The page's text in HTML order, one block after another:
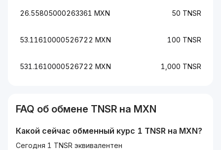
26.55805000263361 MXN 50 TNSR
53.11610000526722 MXN 100 TNSR
531.1610000526722 MXN 1,000 TNSR
FAQ об обмене TNSR на MXN
Какой сейчас обменный курс 1 TNSR на MXN?
Сегодня 1 TNSR эквивалентен